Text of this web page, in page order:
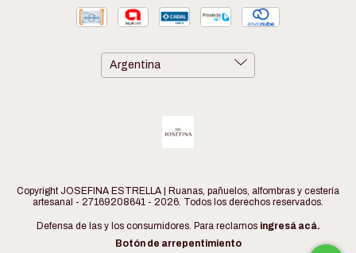
Copyright JOSEFINA ESTRELLA | Ruanas, pañuelos, alfombras y cestería
artesanal - 27169208641 - 2026. Todos los derechos reservados.
Defensa de las y los consumidores. Para reclamos ingresá acá.
Botón de arrepentimiento